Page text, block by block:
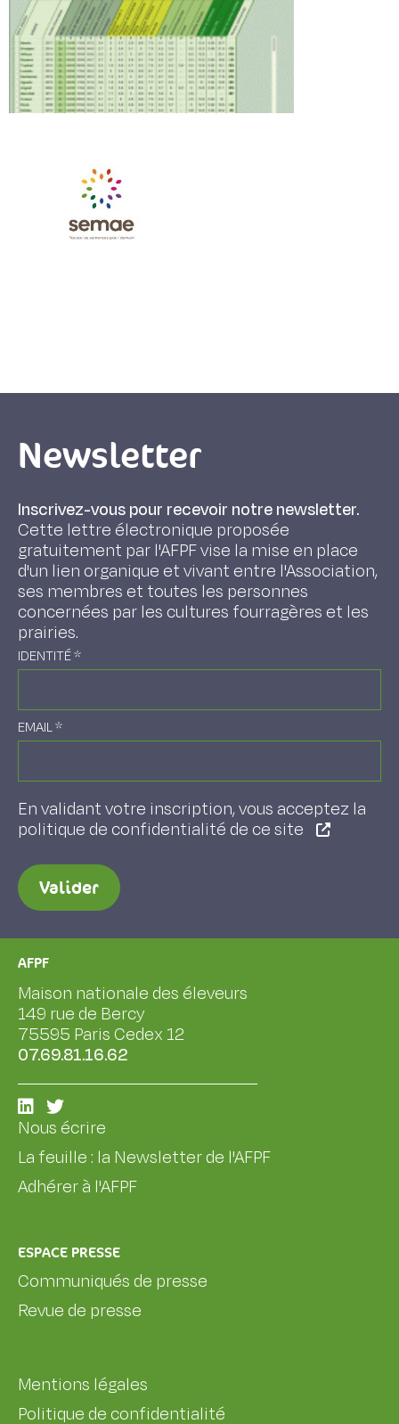
Newsletter
Inscrivez-vous pour recevoir notre newsletter.
Cette lettre électronique proposée
gratuitement par l'AFPF vise la mise en place
d'un lien organique et vivant entre l'Association,
ses membres et toutes les personnes
concernées par les cultures fourragères et les
prairies.
IDENTITÉ*
EMAIL*
En validant votre inscription, vous acceptez la
politique de confidentialité de ce site
Valider
AFPF
Maison nationale des éleveurs
149 rue de Bercy
75595 Paris Cedex 12
07.69.81.16.62
Nous écrire
La feuille : la Newsletter de l'AFPF
Adhérer à l'AFPF
ESPACE PRESSE
Communiqués de presse
Revue de presse
Mentions légales
Politique de confidentialité